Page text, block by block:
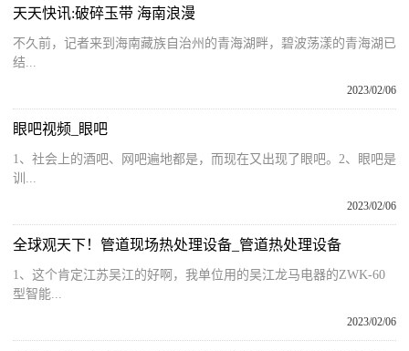
天天快讯:破碎玉带 海南浪漫
不久前，记者来到海南藏族自治州的青海湖畔，碧波荡漾的青海湖已
结...
2023/02/06
眼吧视频_眼吧
1、社会上的酒吧、网吧遍地都是，而现在又出现了眼吧。2、眼吧是
训...
2023/02/06
全球观天下！管道现场热处理设备_管道热处理设备
1、这个肯定江苏吴江的好啊，我单位用的吴江龙马电器的ZWK-60
型智能...
2023/02/06